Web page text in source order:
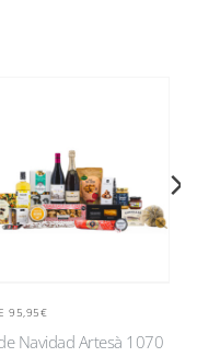
95,95€
Navidad Artesà 1070